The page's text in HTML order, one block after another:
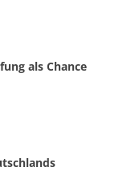
als Chance